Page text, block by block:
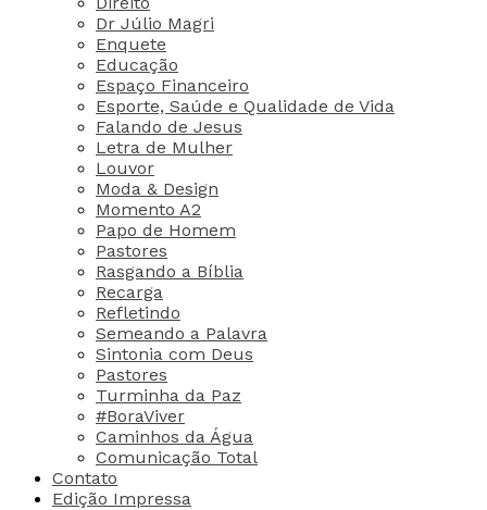
Dr Júlio Magri
Enquete
Educação
Espaço Financeiro
Esporte, Saúde e Qualidade de Vida
Falando de Jesus
Letra de Mulher
Louvor
Moda & Design
Momento A2
Papo de Homem
Pastores
Rasgando a Bíblia
Recarga
Refletindo
Semeando a Palavra
Sintonia com Deus
Pastores
Turminha da Paz
#BoraViver
Caminhos da Água
Comunicação Total
Contato
Edição Impressa